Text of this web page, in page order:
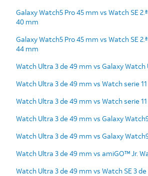
Galaxy Watch5 Pro 45 mm vs Watch SE
40 mm
Galaxy Watch5 Pro 45 mm vs Watch SE
44 mm
Watch Ultra 3 de 49 mm vs Galaxy Watch
Watch Ultra 3 de 49 mm vs Watch serie
Watch Ultra 3 de 49 mm vs Watch serie
Watch Ultra 3 de 49 mm vs Galaxy
Watch Ultra 3 de 49 mm vs Galaxy
Watch Ultra 3 de 49 mm vs amiGO™ Jr.
Watch Ultra 3 de 49 mm vs Watch SE 3